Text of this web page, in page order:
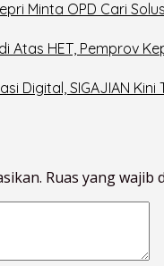
Minta OPD Cari
Atas HET, Pemprov
Digital, SIGAJIAN
Ruas yang wajib